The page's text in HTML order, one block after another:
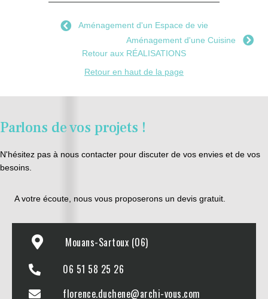
Aménagement d'un Espace de vie
Aménagement d'une Cuisine
Retour aux RÉALISATIONS
Retour en haut de la page
Parlons de vos projets !
N'hésitez pas à nous contacter pour discuter de vos envies et de vos
besoins.
A votre écoute, nous vous proposerons un devis gratuit.
Mouans-Sartoux (06)
06 51 58 25 26
florence.duchene@archi-vous.com